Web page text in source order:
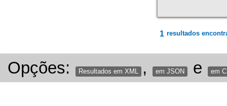
1 resultados
Opções: Resultados em XML , em JSON e em